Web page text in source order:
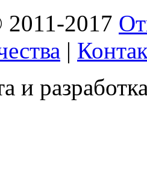
2017
|
и